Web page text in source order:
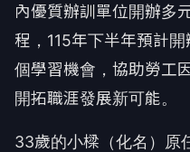
內優質辦訓單位開辦多
程，115年下半年預計
個學習機會，協助勞工
開拓職涯發展新可能。
33歲的小樑（化名）原